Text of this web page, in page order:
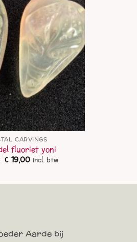
CARVINGS
fluoriet yoni
Oorspronkelijke
prijs
€ 25,00.
€19,00Huidige
prijs
€ 19,00.
incl. btw
Aarde bij